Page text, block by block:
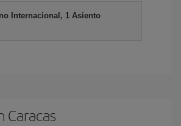
Internacional, 1 Asiento
Caracas